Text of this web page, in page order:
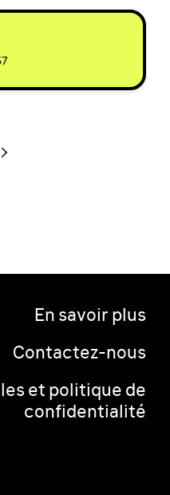
En savoir plus
Contactez-nous
et politique de
confidentialité